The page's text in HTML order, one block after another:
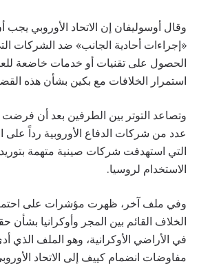
وقال أوسوليفان إن الاتحاد الأوروبي يجب
«إجراءات أحادية الجانب» ضد الشركات
الحصول على تقنيات أو خدمات خاضعة
استمرار الخلافات مع بكين بشأن هذه
وتصاعد التوتر بين الطرفين بعد أن
عدد من شركات الدفاع الأوروبية رداً على
التي استهدفت شركات صينية متهمة
الاستخدام لروسيا.
وفي ملف آخر، ظهرت مؤشرات على
الخلاف القائم بين المجر وأوكرانيا بشأن
في الأراضي الأوكرانية، وهو الملف الذي
مفاوضات انضمام كييف إلى الاتحاد